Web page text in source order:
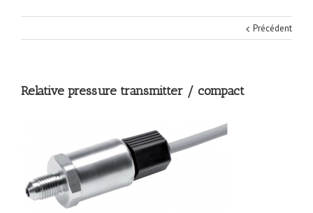
Précédent
Relative pressure transmitter / compact